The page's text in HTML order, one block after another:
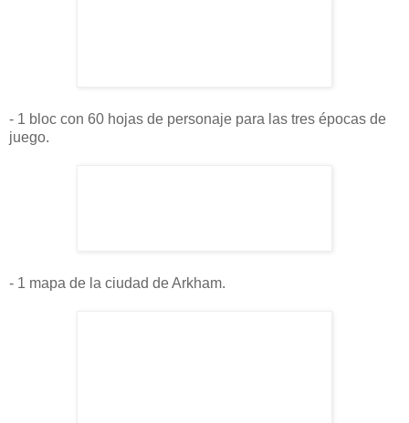
- 1 bloc con 60 hojas de personaje para las tres épocas de
juego.
- 1 mapa de la ciudad de Arkham.